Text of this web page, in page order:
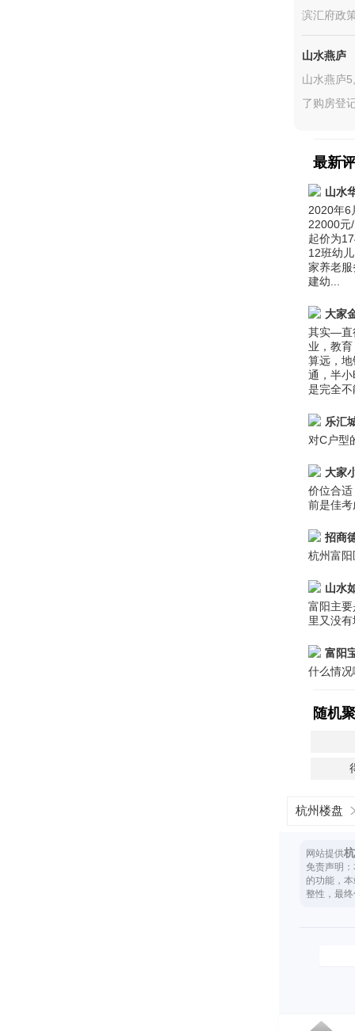
滨汇府政
山水燕庐
山水燕庐
了购房登
最新
山水
2020年6
22000元
起价为
12班幼
家养老
建幼...
大家
其实—直
业，教
算远，
通，半
是完全
乐汇
对C户型
大家
价位合
前是佳
招商
杭州富
山水
富阳主
里又没
富阳
什么情
随机
杭州楼盘
网站提供
免责声明
的功能，
整性，最